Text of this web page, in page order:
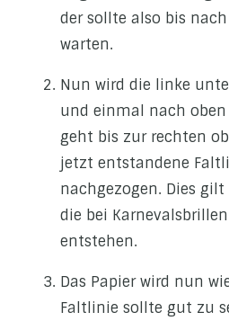
der sollte also bis
warten.
Nun wird die linke
und einmal nach oben
geht bis zur rechten
jetzt entstandene
nachgezogen. Dies
die bei
entstehen.
Das Papier wird nun
Faltlinie sollte gut zu